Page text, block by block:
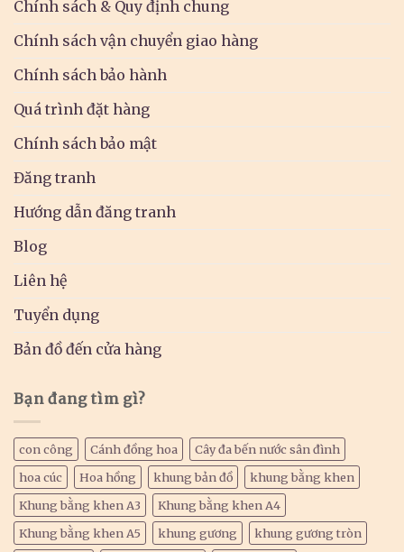
Chính sách & Quy định chung
Chính sách vận chuyển giao hàng
Chính sách bảo hành
Quá trình đặt hàng
Chính sách bảo mật
Đăng tranh
Hướng dẫn đăng tranh
Blog
Liên hệ
Tuyển dụng
Bản đồ đến cửa hàng
Bạn đang tìm gì?
con công Cánh đồng hoa
Cây đa bến nước sân đình
hoa cúc
Hoa hồng khung bản đồ
khung bằng khen
Khung bằng khen A3
Khung bằng khen A4
Khung bằng khen A5
khung gương
khung gương tròn